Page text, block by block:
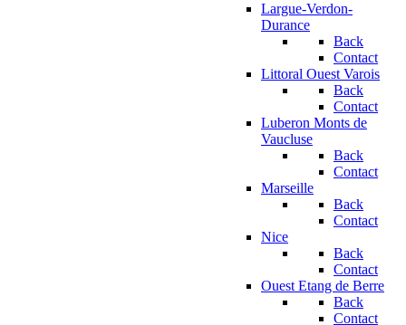
Largue-Verdon-
Durance
Back
Contact
Littoral Ouest Varois
Back
Contact
Luberon Monts de
Vaucluse
Back
Contact
Marseille
Back
Contact
Nice
Back
Contact
Ouest Etang de Berre
Back
Contact